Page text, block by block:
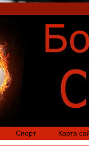
Спорт Карта